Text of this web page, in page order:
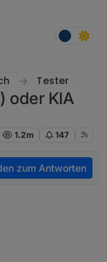
Tester
oder KIA
1.2m 147
zum Antworten